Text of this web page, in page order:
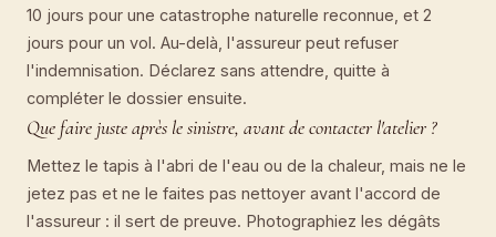
10 jours pour une catastrophe naturelle reconnue, et 2
jours pour un vol. Au-delà, l'assureur peut refuser
l'indemnisation. Déclarez sans attendre, quitte à
compléter le dossier ensuite.
Que faire juste après le sinistre, avant de contacter l'atelier ?
Mettez le tapis à l'abri de l'eau ou de la chaleur, mais ne le
jetez pas et ne le faites pas nettoyer avant l'accord de
l'assureur : il sert de preuve. Photographiez les dégâts